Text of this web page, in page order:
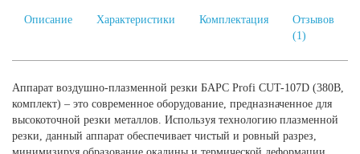
Описание Характеристики Комплектация
Отзывов
(1)
Аппарат воздушно-плазменной резки БАРС Profi CUT-107D (380В,
комплект) – это современное оборудование, предназначенное для
высокоточной резки металлов. Используя технологию плазменной
резки, данный аппарат обеспечивает чистый и ровный разрез,